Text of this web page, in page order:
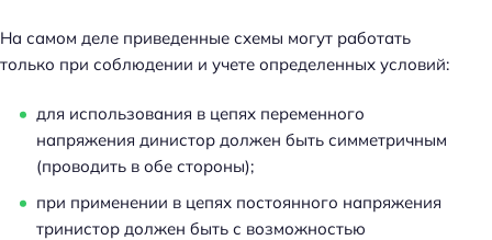
На самом деле приведенные схемы могут работать
только при соблюдении и учете определенных условий:
для использования в цепях переменного
напряжения динистор должен быть симметричным
(проводить в обе стороны);
при применении в цепях постоянного напряжения
тринистор должен быть с возможностью